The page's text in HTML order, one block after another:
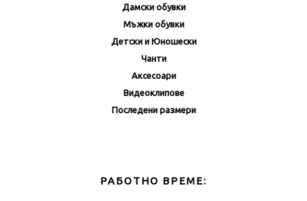
Дамски обувки
Мъжки обувки
Детски и Юношески
Чанти
Аксесоари
Видеоклипове
Последени размери
РАБОТНО ВРЕМЕ: